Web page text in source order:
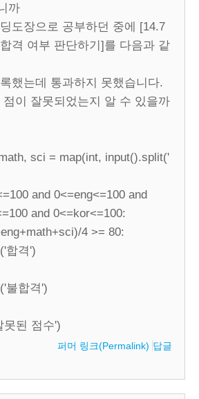
까
도장으로 공부하던 중에 [14.7
격 여부 판단하기]를 다음과 같
했는데 통과하지 못했습니다.
점이 잘못되었는지 알 수 있을까
sci = map(int, input().split('
and 0<=eng<=100 and
and 0<=kor<=100:
4 >= 80:
격')
합격')
된 점수')
퍼머 링크(Permalink) 답글